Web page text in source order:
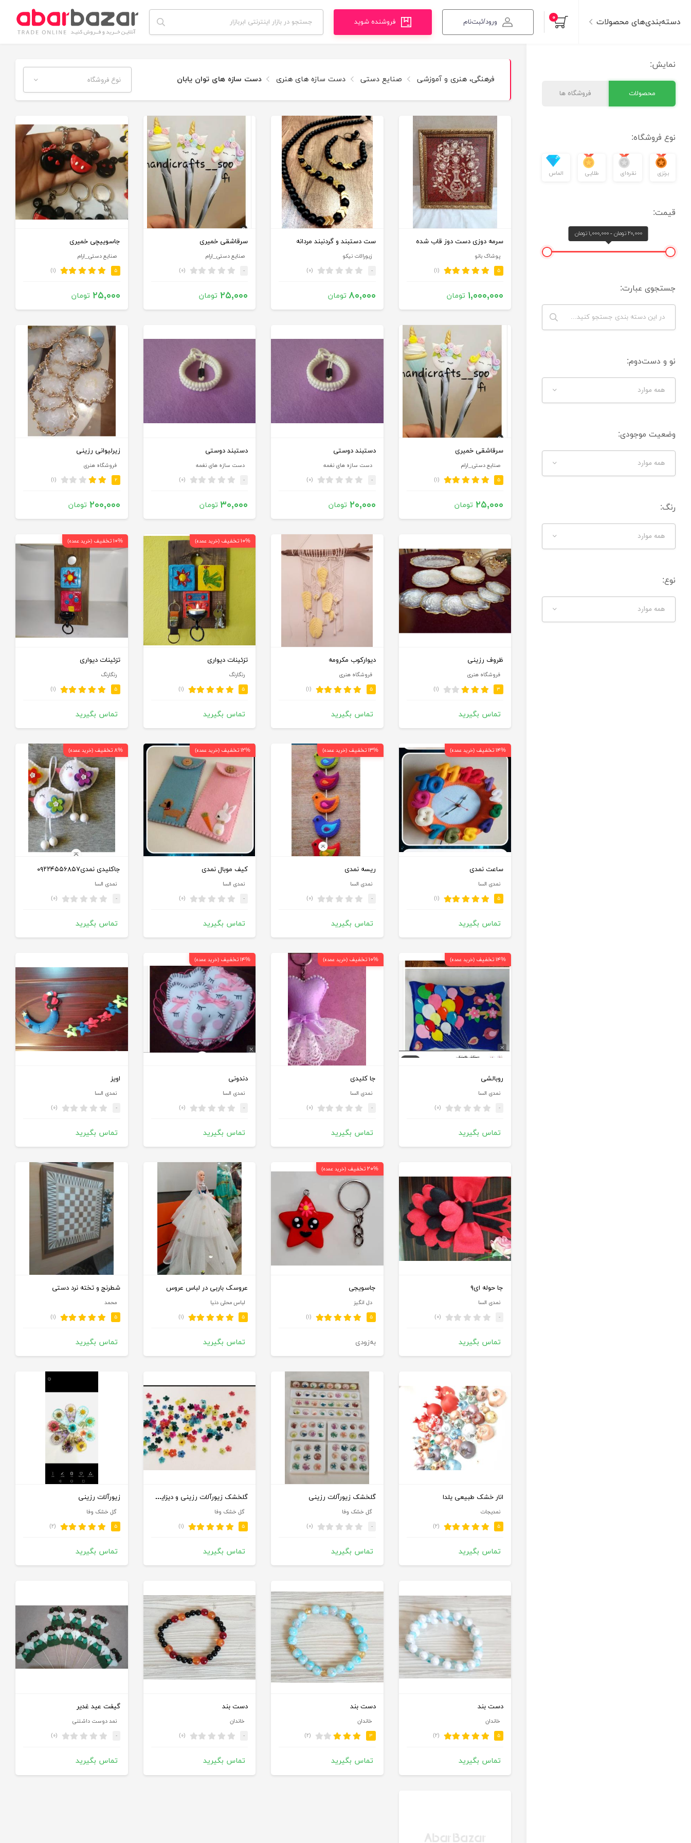
دسته‌بندی‌های محصولات ۰ ورود/ثبت‌نام فروشنده شوید
نمایش:
محصولات فروشگاه ها
نوع فروشگاه:
برنزی نقره‌ای طلایی الماس
قیمت:
۲۰,۰۰۰ تومان - ۱,۰۰۰,۰۰۰ تومان
جستجوی عبارت:
نو و دست‌دوم:
همه موارد
وضعیت موجودی:
همه موارد
رنگ:
همه موارد
نوع:
همه موارد
فرهنگی، هنری و آموزشی صنایع دستی دست سازه های هنری دست سازه های توان یابان نوع فروشگاه
سرمه دوزی دست دوز قاب شده
پوشاک بانو
۵ (۱)
۱,۰۰۰,۰۰۰ تومان
ست دستبند و گردنبند مردانه
زیورالات نیکو
- (۰)
۸۰,۰۰۰ تومان
سرقاشقی خمیری
صنایع دستی_ارام
- (۰)
۲۵,۰۰۰ تومان
جاسوییچی خمیری
صنایع دستی_ارام
۵ (۱)
۲۵,۰۰۰ تومان
سرقاشقی خمیری
صنایع دستی_ارام
۵ (۱)
۲۵,۰۰۰ تومان
دستبند دوستی
دست سازه های نغمه
- (۰)
۲۰,۰۰۰ تومان
دستبند دوستی
دست سازه های نغمه
- (۰)
۳۰,۰۰۰ تومان
زیرلیوانی رزینی
فروشگاه هنری
۲ (۱)
۲۰۰,۰۰۰ تومان
ظروف رزینی
فروشگاه هنری
۳ (۱)
تماس بگیرید
دیوارکوب مکرومه
فروشگاه هنری
۵ (۱)
تماس بگیرید
۱۰% تخفیف (خرید عمده)
تزئینات دیواری
رنگارنگ
۵ (۱)
تماس بگیرید
۱۰% تخفیف (خرید عمده)
تزئینات دیواری
رنگارنگ
۵ (۱)
تماس بگیرید
۱۴% تخفیف (خرید عمده)
ساعت نمدی
نمدی السا
۵ (۱)
تماس بگیرید
۱۳% تخفیف (خرید عمده)
ریسه نمدی
نمدی السا
- (۰)
تماس بگیرید
۱۲% تخفیف (خرید عمده)
کیف موبال نمدی
نمدی السا
- (۰)
تماس بگیرید
۸% تخفیف (خرید عمده)
جاکلیدی نمدی۰۹۲۲۴۵۵۶۸۵۷
نمدی السا
- (۰)
تماس بگیرید
۱۴% تخفیف (خرید عمده)
روبالشی
نمدی السا
- (۰)
تماس بگیرید
۱۰% تخفیف (خرید عمده)
جا کلیدی
نمدی السا
- (۰)
تماس بگیرید
۱۴% تخفیف (خرید عمده)
دندونی
نمدی السا
- (۰)
تماس بگیرید
اویز
نمدی السا
- (۰)
تماس بگیرید
جا حوله ای۹
نمدی السا
- (۰)
تماس بگیرید
۲۰% تخفیف (خرید عمده)
جاسویجی
دل انگیز
۵ (۱)
به‌زودی
عروسک باربی در لباس عروس
لباس محلی دنیا
۵ (۱)
تماس بگیرید
شطرنج و تخته نرد دستی
محمد
۵ (۱)
تماس بگیرید
انار خشک طبیعی یلدا
نمدیجات
۵ (۲)
تماس بگیرید
گلخشک زیورآلات رزینی
گل خشک وفا
- (۰)
تماس بگیرید
گلخشک زیورآلات رزینی و دیزاین برای ناخن
گل خشک وفا
۵ (۱)
تماس بگیرید
زیورآلات رزینی
گل خشک وفا
۵ (۲)
تماس بگیرید
دست بند
خاندان
۵ (۲)
تماس بگیرید
دست بند
خاندان
۳ (۲)
تماس بگیرید
دست بند
خاندان
- (۰)
تماس بگیرید
گیفت عید غدیر
نمد دوست داشتنی
- (۰)
تماس بگیرید